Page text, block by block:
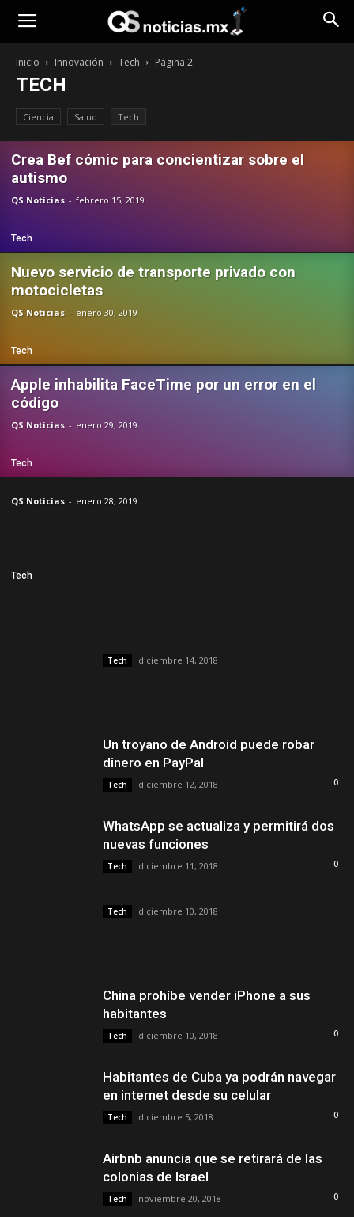
Inicio Innovación Tech Página 2
TECH
Ciencia Salud Tech
Tech
Crea Bef cómic para concientizar sobre el
autismo
QS Noticias - febrero 15, 2019
Tech
Nuevo servicio de transporte privado con
motocicletas
QS Noticias - enero 30, 2019
Tech
Apple inhabilita FaceTime por un error en el
código
QS Noticias - enero 29, 2019
Tech
QS Noticias - enero 28, 2019
Tech diciembre 14, 2018
Un troyano de Android puede robar
dinero en PayPal
Tech diciembre 12, 2018 0
WhatsApp se actualiza y permitirá dos
nuevas funciones
Tech diciembre 11, 2018 0
Tech diciembre 10, 2018
China prohíbe vender iPhone a sus
habitantes
Tech diciembre 10, 2018 0
Habitantes de Cuba ya podrán navegar
en internet desde su celular
Tech diciembre 5, 2018 0
Airbnb anuncia que se retirará de las
colonias de Israel
Tech noviembre 20, 2018 0